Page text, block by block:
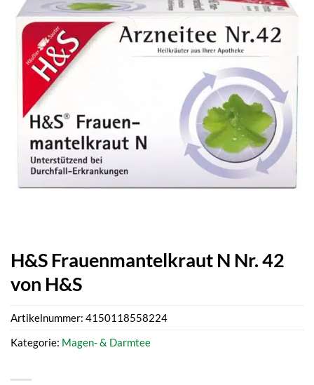
H&S Frauenmantelkraut N Nr. 42
von H&S
Artikelnummer: 4150118558224
Kategorie: Magen- & Darmtee